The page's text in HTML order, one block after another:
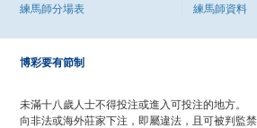
練馬師分場表
練馬師資料
博彩要有節制
未滿十八歲人士不得投注或進入可投注的地方。
向非法或海外莊家下注，即屬違法，且可被判監禁